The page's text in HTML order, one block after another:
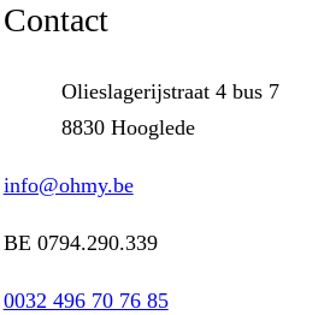
Contact
Olieslagerijstraat 4 bus 7
8830 Hooglede
info@ohmy.be
BE 0794.290.339
0032 496 70 76 85